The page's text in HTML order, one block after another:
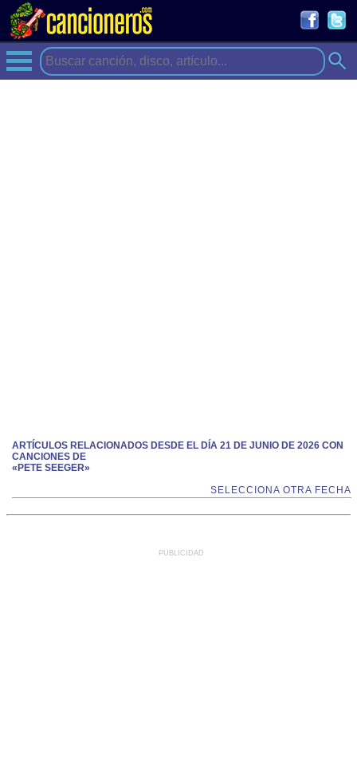
ARTÍCULOS RELACIONADOS DESDE EL DÍA 21 DE JUNIO DE 2026 CON
CANCIONES DE
«PETE SEEGER»
SELECCIONA OTRA FECHA
PUBLICIDAD